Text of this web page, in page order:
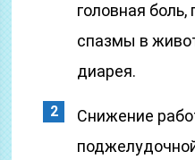
головная боль,
спазмы в
диарея.
Снижение